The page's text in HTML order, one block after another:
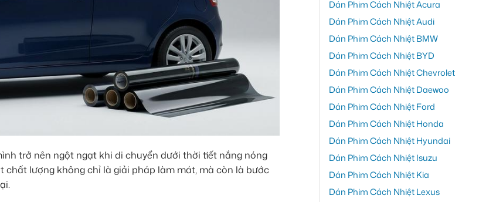
trở nên ngột ngạt khi di chuyển dưới thời tiết nắng nóng
lượng không chỉ là giải pháp làm mát, mà còn là bước
Dán Phim Cách Nhiệt Acura
Dán Phim Cách Nhiệt Audi
Dán Phim Cách Nhiệt BMW
Dán Phim Cách Nhiệt BYD
Dán Phim Cách Nhiệt Chevrolet
Dán Phim Cách Nhiệt Daewoo
Dán Phim Cách Nhiệt Ford
Dán Phim Cách Nhiệt Honda
Dán Phim Cách Nhiệt Hyundai
Dán Phim Cách Nhiệt Isuzu
Dán Phim Cách Nhiệt Kia
Dán Phim Cách Nhiệt Lexus